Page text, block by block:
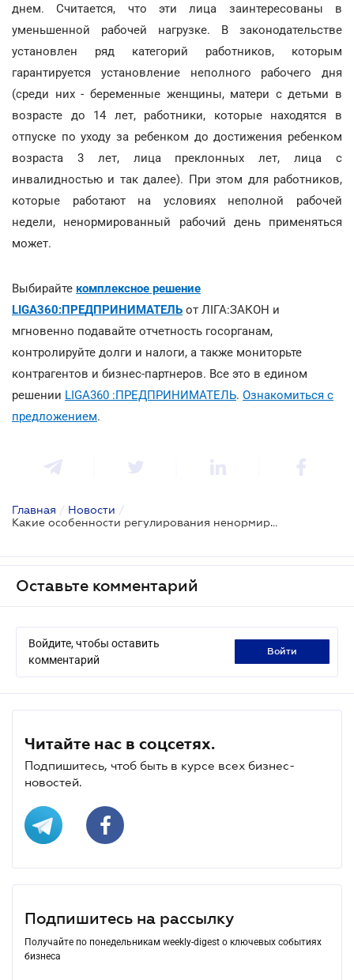
днем. Считается, что эти лица заинтересованы в
уменьшенной рабочей нагрузке. В законодательстве
установлен ряд категорий работников, которым
гарантируется установление неполного рабочего дня
(среди них - беременные женщины, матери с детьми в
возрасте до 14 лет, работники, которые находятся в
отпуске по уходу за ребенком до достижения ребенком
возраста 3 лет, лица преклонных лет, лица с
инвалидностью и так далее). При этом для работников,
которые работают на условиях неполной рабочей
недели, ненормированный рабочий день применяться
может.
Выбирайте комплексное решение
LIGA360:ПРЕДПРИНИМАТЕЛЬ от ЛІГА:ЗАКОН и
мгновенно подавайте отчетность госорганам,
контролируйте долги и налоги, а также мониторьте
контрагентов и бизнес-партнеров. Все это в едином
решении LIGA360 :ПРЕДПРИНИМАТЕЛЬ. Ознакомиться с
предложением.
Главная / Новости /
Какие особенности регулирования ненормированного рабочего дня
Оставьте комментарий
Войдите, чтобы оставить
комментарий
войти
Читайте нас в соцсетях.
Подпишитесь, чтоб быть в курсе всех бизнес-
новостей.
Подпишитесь на рассылку
Получайте по понедельникам weekly-digest о ключевых событиях
бизнеса